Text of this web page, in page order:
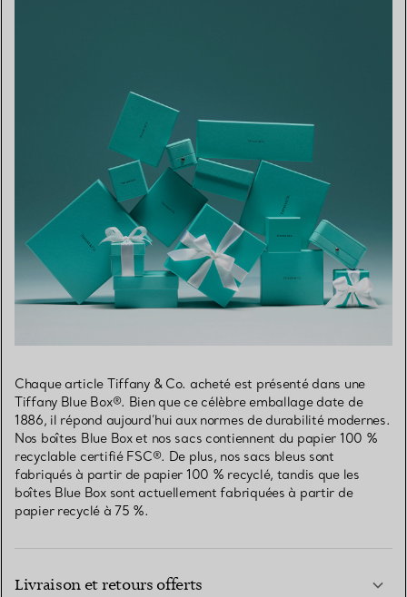
Chaque article Tiffany & Co. acheté est présenté dans une
Tiffany Blue Box®. Bien que ce célèbre emballage date de
1886, il répond aujourd’hui aux normes de durabilité modernes.
Nos boîtes Blue Box et nos sacs contiennent du papier 100 %
recyclable certifié FSC®. De plus, nos sacs bleus sont
fabriqués à partir de papier 100 % recyclé, tandis que les
boîtes Blue Box sont actuellement fabriquées à partir de
papier recyclé à 75 %.
Livraison et retours offerts